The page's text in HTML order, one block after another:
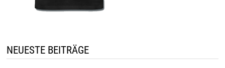
NEUESTE BEITRÄGE